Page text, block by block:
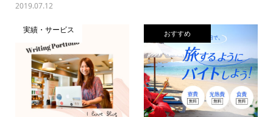
2019.07.12
実績・サービス おすすめ